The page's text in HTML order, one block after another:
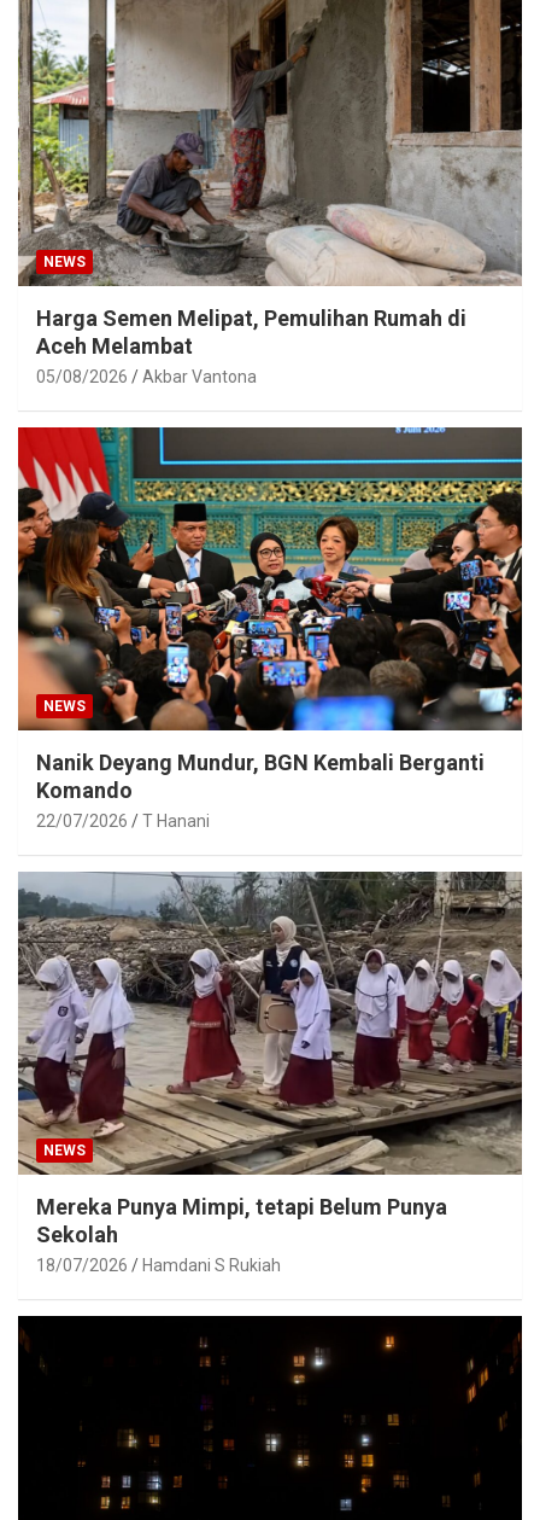
NEWS
Harga Semen Melipat, Pemulihan Rumah di
Aceh Melambat
05/08/2026 Akbar Vantona
NEWS
Nanik Deyang Mundur, BGN Kembali Berganti
Komando
22/07/2026 T Hanani
NEWS
Mereka Punya Mimpi, tetapi Belum Punya
Sekolah
18/07/2026 Hamdani S Rukiah